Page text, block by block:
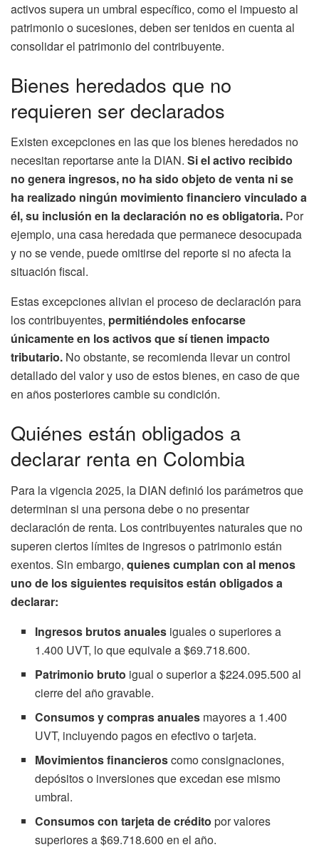
activos supera un umbral específico, como el impuesto al
patrimonio o sucesiones, deben ser tenidos en cuenta al
consolidar el patrimonio del contribuyente.
Bienes heredados que no
requieren ser declarados
Existen excepciones en las que los bienes heredados no
necesitan reportarse ante la DIAN. Si el activo recibido
no genera ingresos, no ha sido objeto de venta ni se
ha realizado ningún movimiento financiero vinculado a
él, su inclusión en la declaración no es obligatoria. Por
ejemplo, una casa heredada que permanece desocupada
y no se vende, puede omitirse del reporte si no afecta la
situación fiscal.
Estas excepciones alivian el proceso de declaración para
los contribuyentes, permitiéndoles enfocarse
únicamente en los activos que sí tienen impacto
tributario. No obstante, se recomienda llevar un control
detallado del valor y uso de estos bienes, en caso de que
en años posteriores cambie su condición.
Quiénes están obligados a
declarar renta en Colombia
Para la vigencia 2025, la DIAN definió los parámetros que
determinan si una persona debe o no presentar
declaración de renta. Los contribuyentes naturales que no
superen ciertos límites de ingresos o patrimonio están
exentos. Sin embargo, quienes cumplan con al menos
uno de los siguientes requisitos están obligados a
declarar:
Ingresos brutos anuales iguales o superiores a
1.400 UVT, lo que equivale a $69.718.600.
Patrimonio bruto igual o superior a $224.095.500 al
cierre del año gravable.
Consumos y compras anuales mayores a 1.400
UVT, incluyendo pagos en efectivo o tarjeta.
Movimientos financieroscomo consignaciones,
depósitos o inversiones que excedan ese mismo
umbral.
Consumos con tarjeta de crédito por valores
superiores a $69.718.600 en el año.